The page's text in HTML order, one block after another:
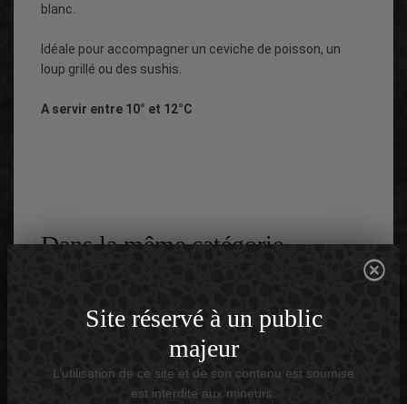
blanc.
Idéale pour accompagner un ceviche de poisson, un
loup grillé ou des sushis.
A servir entre 10° et 12°C
Dans la même catégorie
Site réservé à un public
majeur
L’utilisation de ce site et de son contenu est soumise
est interdite aux mineurs.